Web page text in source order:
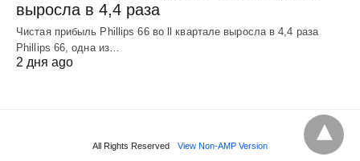
выросла в 4,4 раза
Чистая прибыль Phillips 66 во ll квартале выросла в 4,4 раза
Phillips 66, одна из…
2 дня ago
All Rights Reserved View Non-AMP Version